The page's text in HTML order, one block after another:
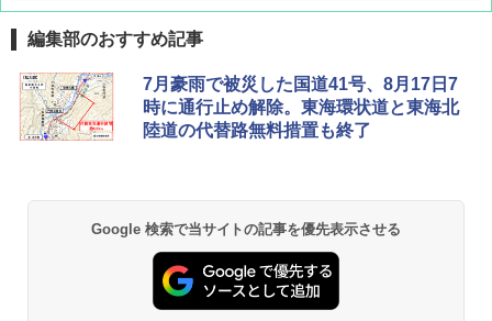
D40 地球の歩き方 チェンマイ タイ北部の魅
力的な町 2026～2027 地球の歩き方D アジア
￥2,079
￥2,695
[キャンパーズコレクション 山善] ポップアッ
プテント 傘みたいに広げて畳める パッとサ
ッとサンシェード キューブ フルクローズ メ
ッシュ 簡単設置 ワンタッチテント キャンプ
PYKES PEAK (パイクスピーク) 着替えテン
ト プライバシー テント 【中が透けない】 1
人用 折りたたみ 防災グッズ 災害用トイレ ビ
ーチ ピクニック ポップアップテント 携帯 簡
DEWEL パラソル 大型 ビーチ アウトドアパ
ラソル ガーデン サイトシート付 折りたたみ
防水 UVカット 4段階高さ調整 軽量 収納袋付
き
熊撃退スプレー 熊よけスプレー 熊スプレー
【日本企業販売】超強力クマ対策スプレー 30
0ml（連続噴射30秒）110ml（連続噴射15
秒）射程5～10m 安全ロック搭載 携帯収納袋
付き ヒグマ・イノシシ対策 自治体・教育機
編集部のおすすめ記事
7月豪雨で被災した国道41号、8月17日7
時に通行止め解除。東海環状道と東海北
陸道の代替路無料措置も終了
Google 検索で当サイトの記事を優先表示させる